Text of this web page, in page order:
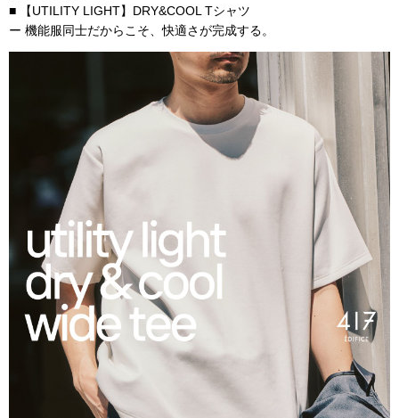
■ 【UTILITY LIGHT】DRY&COOL Tシャツ
ー 機能服同士だからこそ、快適さが完成する。